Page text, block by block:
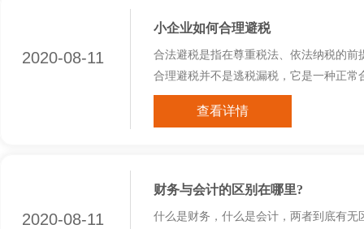
2020-08-11
小企业如何合理避税
合法避税是指在尊重税法、依法纳税的
合理避税并不是逃税漏税，它是一种正
查看详情
2020-08-11
财务与会计的区别在哪里?
什么是财务，什么是会计，两者到底有